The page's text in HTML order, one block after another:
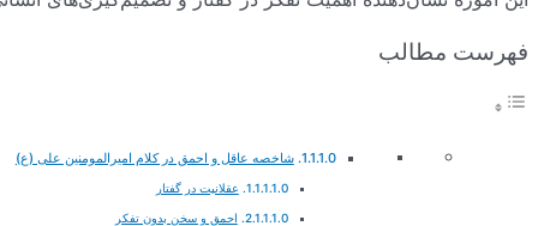
فهرست مطالب
شاخصه عاقل و احمق در کلام امیرالمومنین علی (ع)
عقلانیت در گفتار
احمق و سخن بدون تفکر